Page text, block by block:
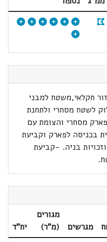
חקלאי,משטח למבני
לשטח מסחרי ולתחנת
מסחרי והצומת עם
בכניסה לפארק וקביעת
בניה. -קביעת
מגרשים
מגורים
(מ"ר)
יח"ד